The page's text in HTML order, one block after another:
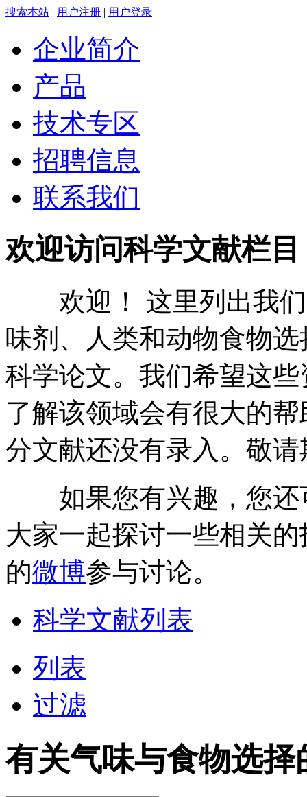
搜索本站 | 用户注册 | 用户登录
企业简介
产品
技术专区
招聘信息
联系我们
欢迎访问科学文献栏目
欢迎！ 这里列出我们
味剂、人类和动物食物
科学论文。我们希望这
了解该领域会有很大的
分文献还没有录入。敬请
如果您有兴趣，您还
大家一起探讨一些相关
的微博参与讨论。
科学文献列表
列表
过滤
有关气味与食物选择